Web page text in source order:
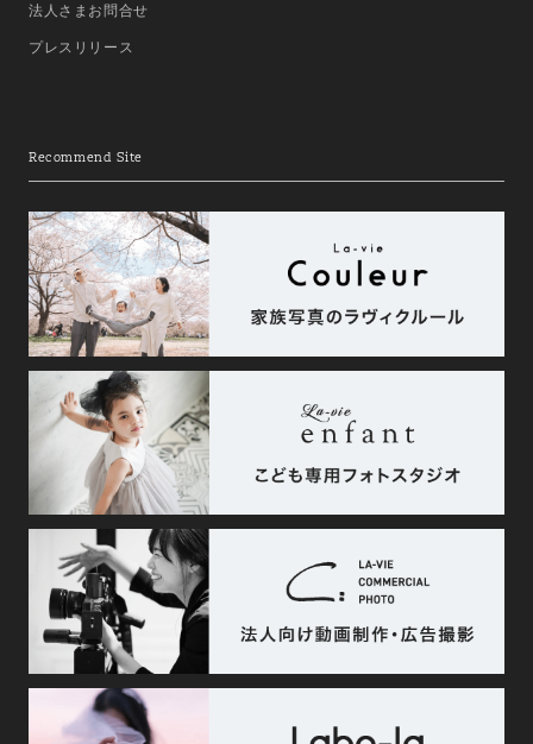
法人さまお問合せ
プレスリリース
Recommend Site